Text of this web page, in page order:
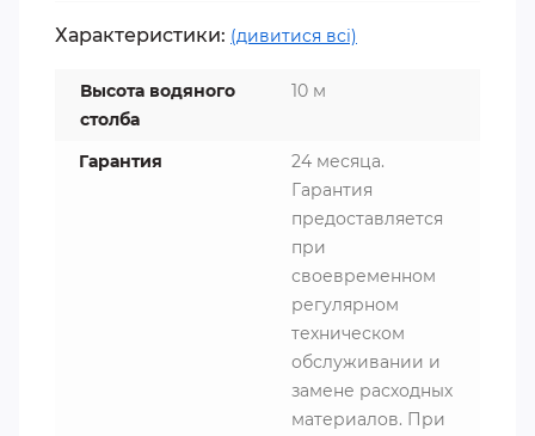
Характеристики: (дивитися всі)
Высота водяного
столба
10 м
Гарантия
24 месяца.
Гарантия
предоставляется
при
своевременном
регулярном
техническом
обслуживании и
замене расходных
материалов. При